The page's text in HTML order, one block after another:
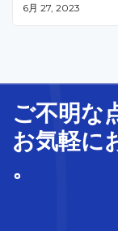
6月 27, 2023
ご不明な
お気軽に
。